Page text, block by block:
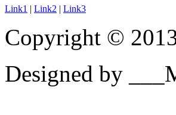
Link1 | Link2 | Link3
Copyright ©
Designed by